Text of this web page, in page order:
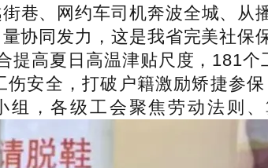
巷、网约车司机奔波全城、
协同发力，这是我省完美社保
高夏日高温津贴尺度，181个
安全，打破户籍激励矫捷参
，各级工会聚焦劳动法则